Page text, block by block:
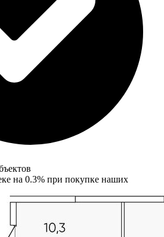
на 0.3% при покупке наших